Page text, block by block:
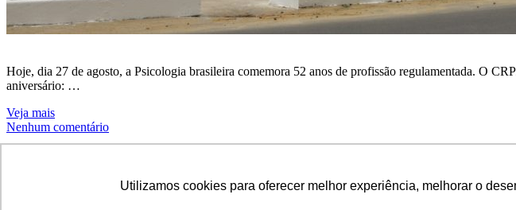
Utilizamos cookies para oferecer melhor experiência, melhorar o
Hoje, dia 27 de agosto, a Psicologia brasileira comemora 52 anos de profissão regulamentada. O
aniversário: …
Veja mais
Nenhum comentário